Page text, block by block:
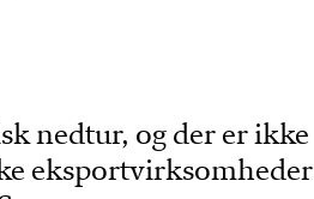
nedtur, og der er ikke
eksportvirksomheder